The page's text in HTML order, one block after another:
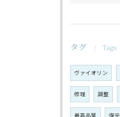
タグ Tags
ヴァイオリン
修理 調整
最高品質 復元